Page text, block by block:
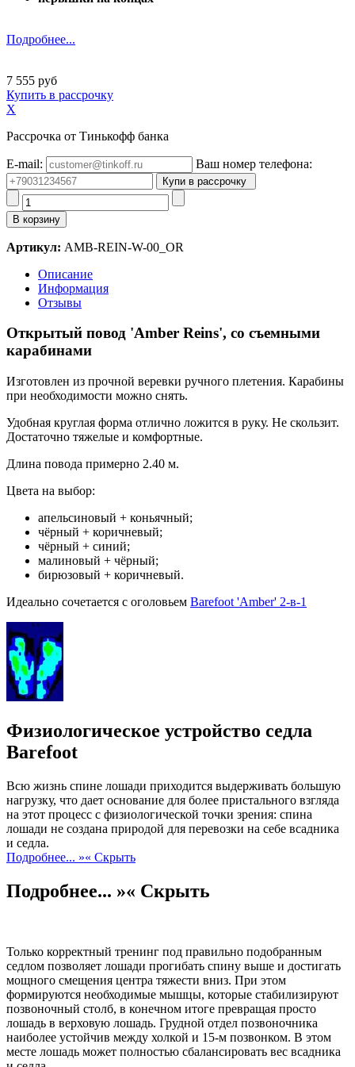
Подробнее...
7 555 руб
Купить в рассрочку
X
Рассрочка от Тинькофф банка
E-mail: Ваш номер телефона:
Артикул: AMB-REIN-W-00_OR
Описание
Информация
Отзывы
Открытый повод 'Amber Reins', со съемными
карабинами
Изготовлен из прочной веревки ручного плетения. Карабины
при необходимости можно снять.
Удобная круглая форма отлично ложится в руку. Не скользит.
Достаточно тяжелые и комфортные.
Длина повода примерно 2.40 м.
Цвета на выбор:
апельсиновый + коньячный;
чёрный + коричневый;
чёрный + синий;
малиновый + чёрный;
бирюзовый + коричневый.
Идеально сочетается с оголовьем Barefoot 'Amber' 2-в-1
Физиологическое устройство седла
Barefoot
Всю жизнь спине лошади приходится выдерживать большую
нагрузку, что дает основание для более пристального взгляда
на этот процесс с физиологической точки зрения: спина
лошади не создана природой для перевозки на себе всадника
и седла.
Подробнее... »« Скрыть
Подробнее... »« Скрыть
Только корректный тренинг под правильно подобранным
седлом позволяет лошади прогибать спину выше и достигать
мощного смещения центра тяжести вниз. При этом
формируются необходимые мышцы, которые стабилизируют
позвоночный столб, в конечном итоге превращая просто
лошадь в верховую лошадь. Грудной отдел позвоночника
наиболее устойчив между холкой и 15-м позвонком. В этом
месте лошадь может полностью сбалансировать вес всадника